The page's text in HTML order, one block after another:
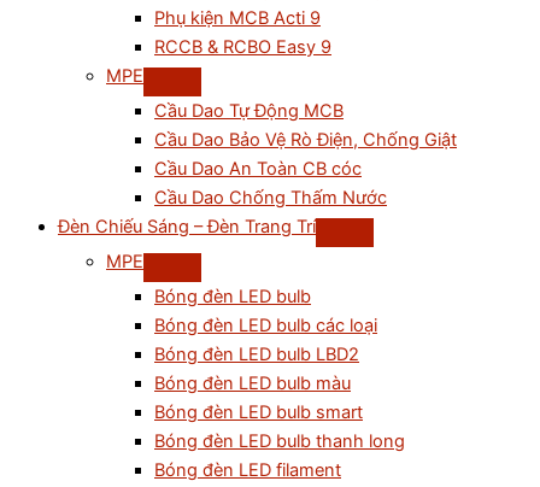
Phụ kiện MCB Acti 9
RCCB & RCBO Easy 9
MPE
Cầu Dao Tự Động MCB
Cầu Dao Bảo Vệ Rò Điện, Chống Giật
Cầu Dao An Toàn CB cóc
Cầu Dao Chống Thấm Nước
Đèn Chiếu Sáng – Đèn Trang Trí
MPE
Bóng đèn LED bulb
Bóng đèn LED bulb các loại
Bóng đèn LED bulb LBD2
Bóng đèn LED bulb màu
Bóng đèn LED bulb smart
Bóng đèn LED bulb thanh long
Bóng đèn LED filament